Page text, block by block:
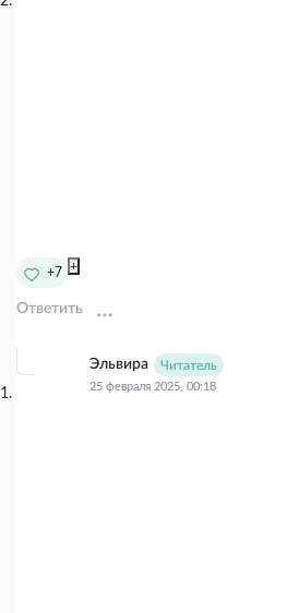
+7 +
Ответить
Эльвира Читатель
25 февраля 2025, 00:18